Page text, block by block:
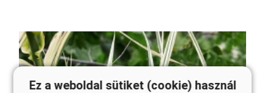
Ez a weboldal sütiket (cookie) használ